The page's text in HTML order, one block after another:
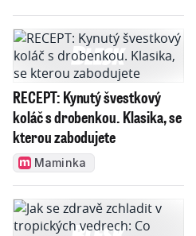
RECEPT: Kynutý švestkový
koláč s drobenkou. Klasika, se
kterou zabodujete
Maminka